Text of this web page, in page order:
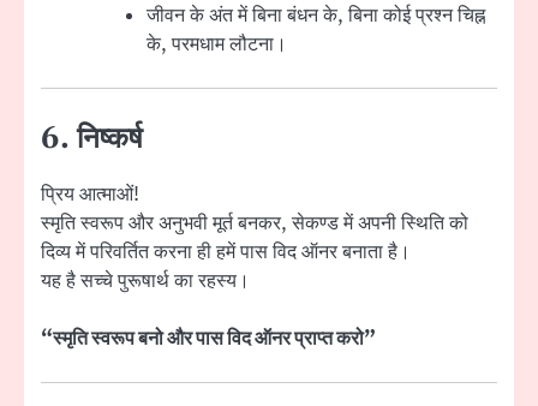
जीवन के अंत में बिना बंधन के, बिना कोई प्रश्न चिह्न
के, परमधाम लौटना।
6. निष्कर्ष
प्रिय आत्माओं!
स्मृति स्वरूप और अनुभवी मूर्त बनकर, सेकण्ड में अपनी स्थिति को
दिव्य में परिवर्तित करना ही हमें पास विद ऑनर बनाता है।
यह है सच्चे पुरूषार्थ का रहस्य।
“स्मृति स्वरूप बनो और पास विद ऑनर प्राप्त करो”